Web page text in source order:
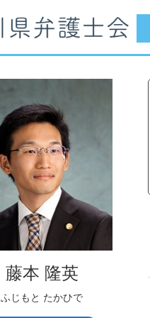
藤本 隆英
ふじもと たかひで